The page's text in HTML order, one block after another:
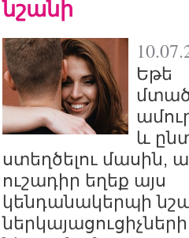
նշանի
Եթե
և
ստեղծելու մասին,
ուշադիր եղեք այս
կենդանակերպի
ներկայացուցիչների